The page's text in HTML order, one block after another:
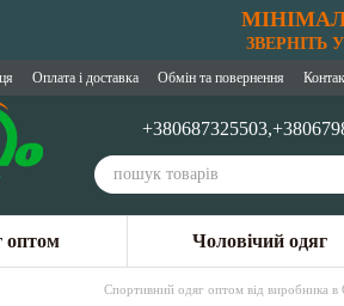
ЗВЕРНІТЬ
Оплата і доставка Обмін та повернення
+380687325503,
оптом Чоловічий одяг
Спортивний одяг оптом від виробника в